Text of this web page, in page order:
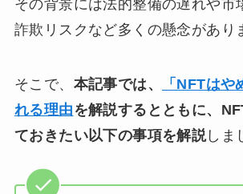
その背景には法的整備の遅れや市
詐欺リスクなど多くの懸念があり
そこで、 本記事では、
「NFTは
れる理由 を解説するとともに、
ておきたい以下の事項を解説しま